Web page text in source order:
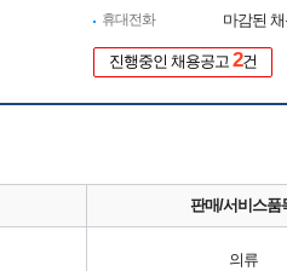
휴대전화 마감된
진행중인 채용공고 2건
판매/서비스품
의류